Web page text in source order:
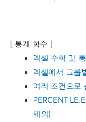
[ 통계 함수 ]
엑셀 수학 및
엑셀에서 그룹
여러 조건으로
제외)